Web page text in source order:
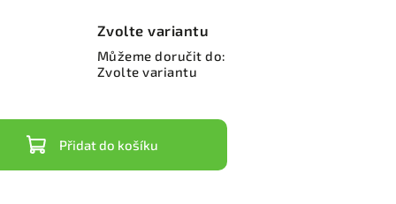
Zvolte variantu
Můžeme doručit do:
Zvolte variantu
Přidat do košíku